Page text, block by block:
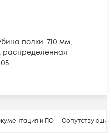
полки: 710 мм,
распределённая
и ПО